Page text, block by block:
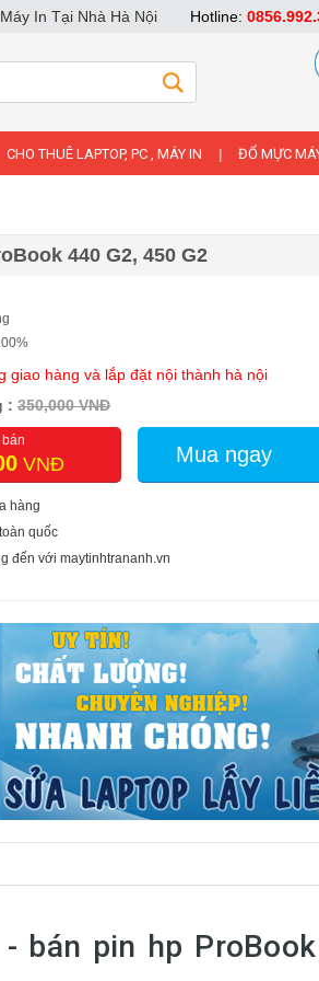
CHO THUÊ LAPTOP, PC , MÁY IN ĐỔ MỰC
440 G2, 450 G2
giao hàng và lắp đặt nội thành hà nội
: 350,000 VNĐ
VNĐ Mua ngay
hàng
quốc
đến với maytinhtrananh.vn
- bán pin hp
In Tại Nhà Hà Nội Hotline: